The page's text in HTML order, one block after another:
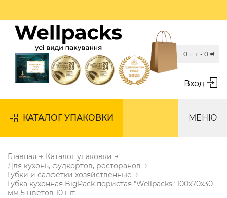
Вход
0 шт. - 0 ₴
КАТАЛОГ УПАКОВКИ МЕНЮ
Главная → Каталог упаковки →
Для кухонь, фудкортов, ресторанов →
Губки и салфетки хозяйственные →
Губка кухонная BigPack пористая "Wellpacks" 100х70х30
мм 5 цветов 10 шт.